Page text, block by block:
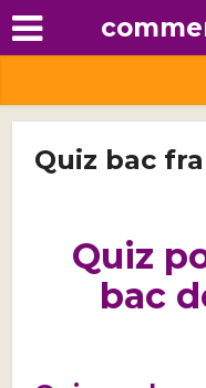
Quiz bac
Quiz
bac